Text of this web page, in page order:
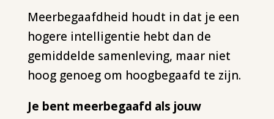
Meerbegaafdheid houdt in dat je een
hogere intelligentie hebt dan de
gemiddelde samenleving, maar niet
hoog genoeg om hoogbegaafd te zijn.
Je bent meerbegaafd als jouw